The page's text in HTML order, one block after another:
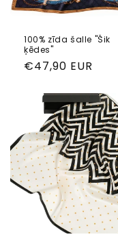
100% zīda šalle "Šik
ķēdes"
Parastā
€47,90 EUR